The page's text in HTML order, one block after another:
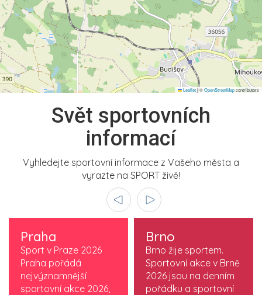
Leaflet|©OpenStreetMapcontributors
Svět sportovních
informací
Vyhledejte sportovní informace z Vašeho města a
vyrazte na SPORT živě!
Praha
Sport v Praze 2026
Praha pořádá
nejvýznamnější
sportovní akce 2026,
Brno
Brno žije sportem.
Sportovní akce v Brně
2026 jsou na denním
pořádku a sportovní